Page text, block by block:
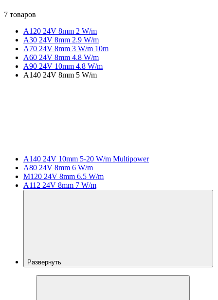
7 товаров
A120 24V 8mm 2 W/m
A30 24V 8mm 2.9 W/m
A70 24V 8mm 3 W/m 10m
A60 24V 8mm 4.8 W/m
A90 24V 10mm 4.8 W/m
A140 24V 8mm 5 W/m
A140 24V 10mm 5-20 W/m Multipower
A80 24V 8mm 6 W/m
M120 24V 8mm 6.5 W/m
A112 24V 8mm 7 W/m
Развернуть